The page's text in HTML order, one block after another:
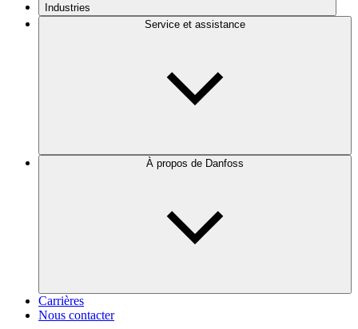
Industries
Service et assistance
À propos de Danfoss
Carrières
Nous contacter